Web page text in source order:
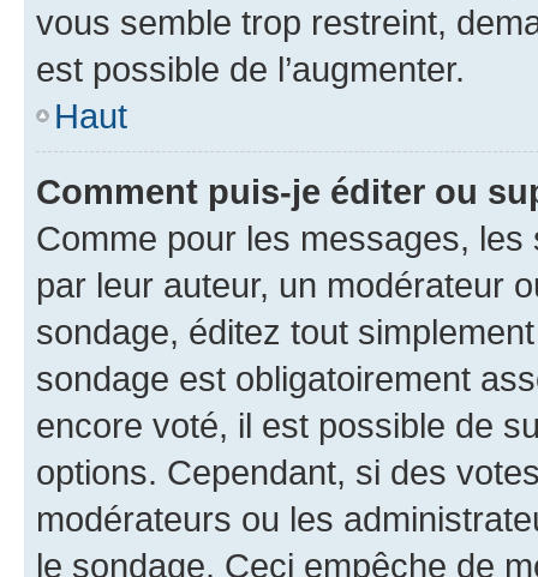
vous semble trop restreint,
est possible de l’augmenter.
Haut
Comment puis-je éditer ou
Comme pour les messages,
par leur auteur, un modérateur
sondage, éditez tout
sondage est obligatoirement
encore voté, il est possible de
options. Cependant, si des
modérateurs ou les
le sondage. Ceci empêche de